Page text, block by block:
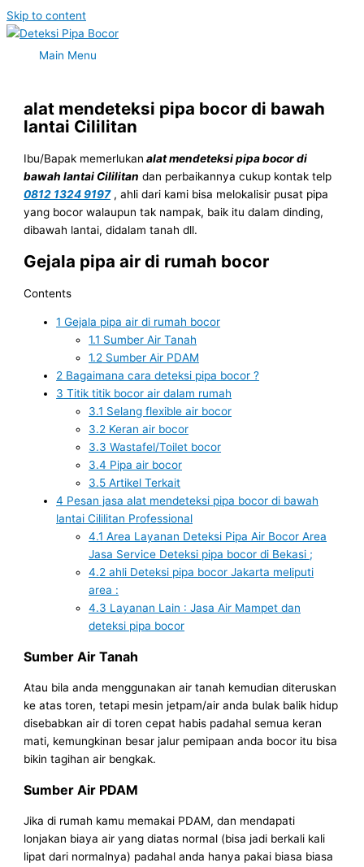
Skip to content
Main Menu
alat mendeteksi pipa bocor di bawah
lantai Cililitan
Ibu/Bapak memerlukan alat mendeteksi pipa bocor di
bawah lantai Cililitan dan perbaikannya cukup kontak telp
0812 1324 9197, ahli dari kami bisa melokalisir pusat pipa
yang bocor walaupun tak nampak, baik itu dalam dinding,
dibawah lantai, didalam tanah dll.
Gejala pipa air di rumah bocor
Contents
1 Gejala pipa air di rumah bocor
1.1 Sumber Air Tanah
1.2 Sumber Air PDAM
2 Bagaimana cara deteksi pipa bocor ?
3 Titik titik bocor air dalam rumah
3.1 Selang flexible air bocor
3.2 Keran air bocor
3.3 Wastafel/Toilet bocor
3.4 Pipa air bocor
3.5 Artikel Terkait
4 Pesan jasa alat mendeteksi pipa bocor di bawah
lantai Cililitan Professional
4.1 Area Layanan Deteksi Pipa Air Bocor Area
Jasa Service Deteksi pipa bocor di Bekasi ;
4.2 ahli Deteksi pipa bocor Jakarta meliputi
area :
4.3 Layanan Lain : Jasa Air Mampet dan
deteksi pipa bocor
Sumber Air Tanah
Atau bila anda menggunakan air tanah kemudian diteruskan
ke atas toren, tetapi mesin jetpam/air anda bulak balik hidup
disebabkan air di toren cepat habis padahal semua keran
mati, kemungkinan besar jalur pemipaan anda bocor itu bisa
bikin tagihan air bengkak.
Sumber Air PDAM
Jika di rumah kamu memakai PDAM, dan mendapati
lonjakan biaya air yang diatas normal (bisa jadi berkali kali
lipat dari normalnya) padahal anda hanya pakai biasa biasa